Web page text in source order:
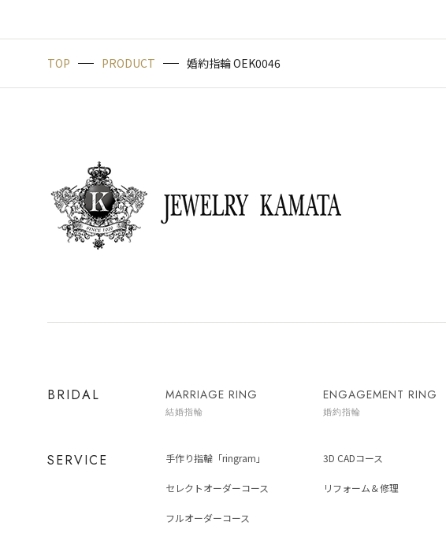
TOP PRODUCT 婚約指輪 OEK0046
BRIDAL MARRIAGE RING
結婚指輪
ENGAGEMENT RING
婚約指輪
SERVICE 手作り指輪「ringram」
セレクトオーダーコース
フルオーダーコース
3D CADコース
リフォーム＆修理